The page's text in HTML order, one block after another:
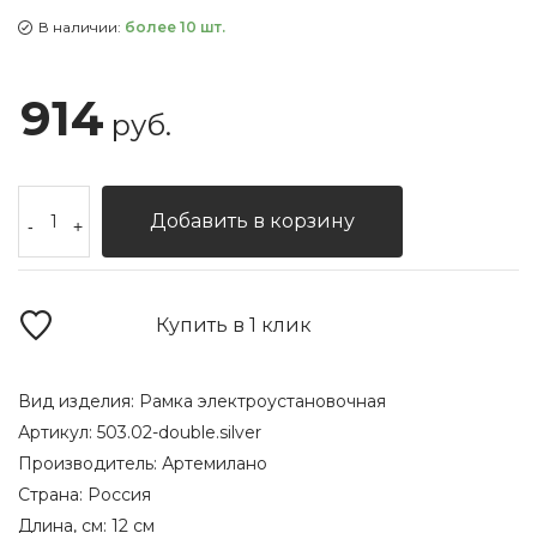
В наличии: более 10 шт.
914 руб.
- + Добавить в корзину
Купить в 1 клик
Вид изделия: Рамка электроустановочная
Артикул: 503.02-double.silver
Производитель: Артемилано
Страна: Россия
Длина, см: 12 см